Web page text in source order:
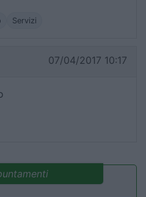
Servizi
07/04/2017 10:17